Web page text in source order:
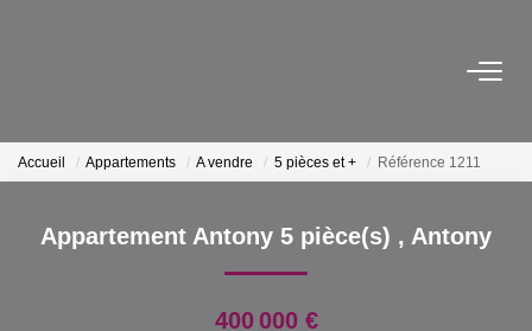
Accueil Appartements A vendre 5 pièces et + Référence 1211
Appartement Antony 5 pièce(s) , Antony
400 000 €